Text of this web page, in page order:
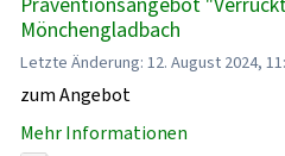
Mönchengladbach
Letzte Änderung: 12. August 2024,
zum Angebot
Mehr Informationen